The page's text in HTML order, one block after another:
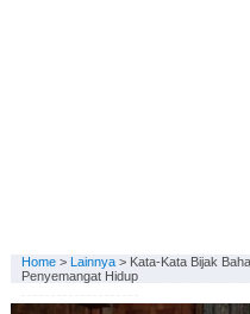
Home> Lainnya> Kata-Kata Bijak
Penyemangat Hidup